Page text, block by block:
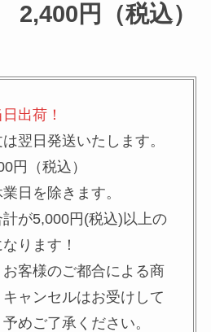
2,400円（税込）
出荷！
翌日発送いたします。
円（税込）
日を除きます。
が5,000円(税込)以上の
ります！
客様のご都合による商
ャンセルはお受けして
めご了承ください。